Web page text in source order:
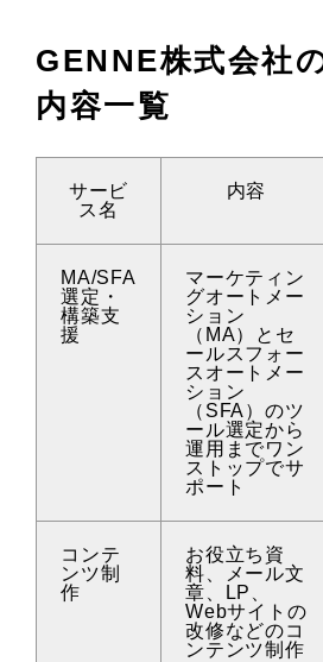
GENNE株式会社
内容一覧
サービ
ス名
内容
MA/SFA
選定・
構築支
援
マーケティン
グオートメー
ション
（MA）とセ
ールスフォー
スオートメー
ション
（SFA）のツ
ール選定から
運用までワン
ストップでサ
ポート
コンテ
ンツ制
作
お役立ち資
料、メール文
章、LP、
Webサイトの
改修などのコ
ンテンツ制作